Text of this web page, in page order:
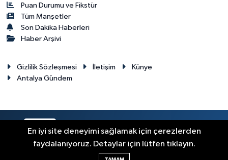
Puan Durumu ve Fikstür
Tüm Manşetler
Son Dakika Haberleri
Haber Arşivi
Gizlilik Sözleşmesi İletişim
Künye
Antalya Gündem
RSS Copyright © 2024. Her hakkı saklıdır.
Haber Yazılımı:
En iyi site deneyimi sağlamak için çerezlerden
faydalanıyoruz. Detaylar için lütfen tıklayın.